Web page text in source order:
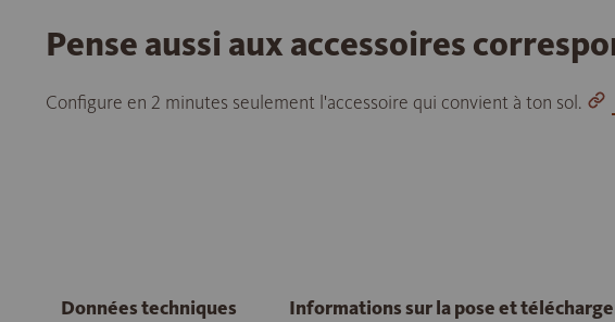
Pense aussi aux accessoires
Configure en 2 minutes seulement l'accessoire qui convient à ton sol.
Données techniques Informations sur la pose et